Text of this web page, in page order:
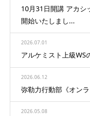
10月31日開講 アカシ
開始いたしまし...
2026.07.01
アルケミスト上級WS
2026.06.12
弥勒力行動部《オン
2026.05.08